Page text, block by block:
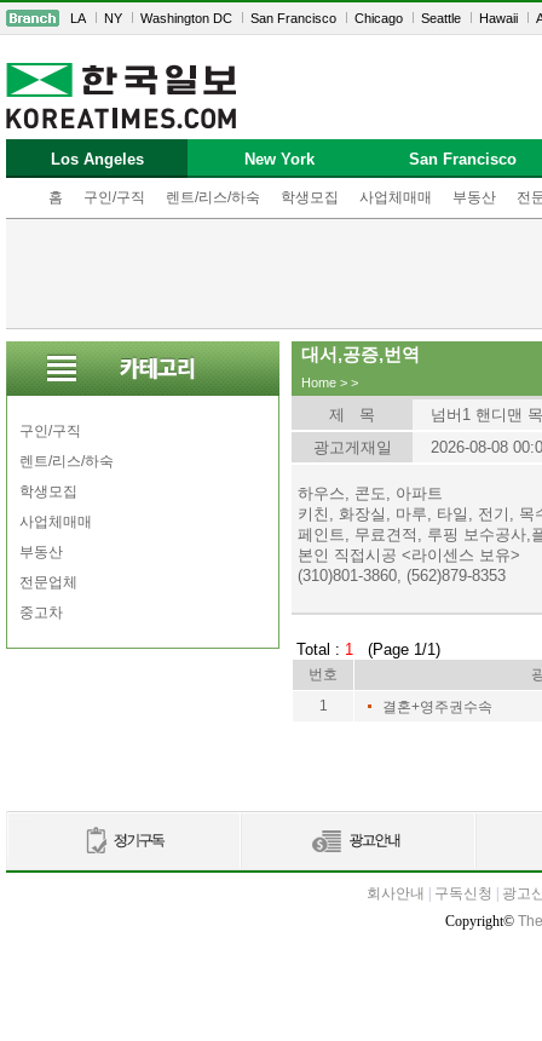
LA NY Washington DC San Francisco Chicago Seattle Hawaii
Los Angeles
홈 구인/구직 렌트/리스/하숙 학생모집 사업체매매 부동산 전
New York San Francisco
구인/구직
렌트/리스/하숙
학생모집
사업체매매
부동산
전문업체
중고차
대서,공증,번역
Home > >
제 목
넘버1 핸디맨
광고게재일
2026-08-08
하우스, 콘도, 아파트
키친, 화장실, 마루, 타일, 전기, 목
페인트, 무료견적, 루핑 보수공사,
본인 직접시공 <라이센스 보유>
(310)801-3860, (562)879-8353
Total : 1 (Page 1/1)
번호
1
결혼+영주권수속
회사안내 구독신청
광고
Copyright©